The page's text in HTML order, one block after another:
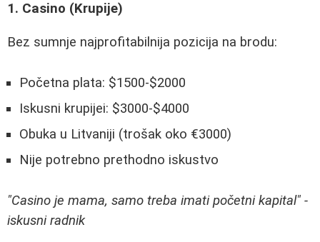
1. Casino (Krupije)
Bez sumnje najprofitabilnija pozicija na brodu:
Početna plata: $1500-$2000
Iskusni krupijei: $3000-$4000
Obuka u Litvaniji (trošak oko €3000)
Nije potrebno prethodno iskustvo
"Casino je mama, samo treba imati početni kapital" -
iskusni radnik